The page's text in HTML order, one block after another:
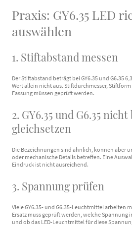
Praxis: GY6.35 LED
auswählen
1. Stiftabstand messen
Der Stiftabstand beträgt bei GY6.35 und G6.35
Wert allein nicht aus. Stiftdurchmesser,
Fassung müssen geprüft werden.
2. GY6.35 und G6.35
gleichsetzen
Die Bezeichnungen sind ähnlich, können aber
oder mechanische Details betreffen. Eine
Eindruck ist nicht ausreichend.
3. Spannung prüfen
Viele GY6.35- und G6.35-Leuchtmittel arbeiten
Ersatz muss geprüft werden, welche Spannung
und ob das LED-Leuchtmittel für diese